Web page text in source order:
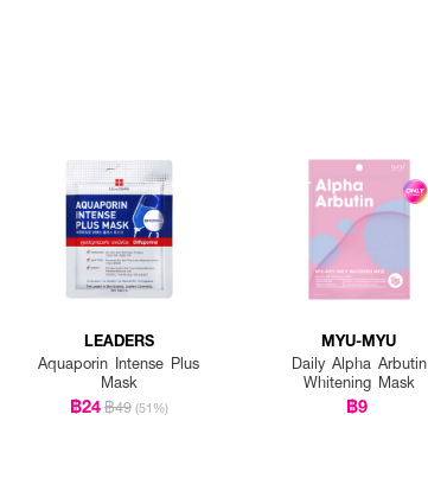
LEADERS
Aquaporin Intense Plus
Mask
฿24฿49 (51%)
MYU-MYU
Daily Alpha Arbutin
Whitening Mask
฿9